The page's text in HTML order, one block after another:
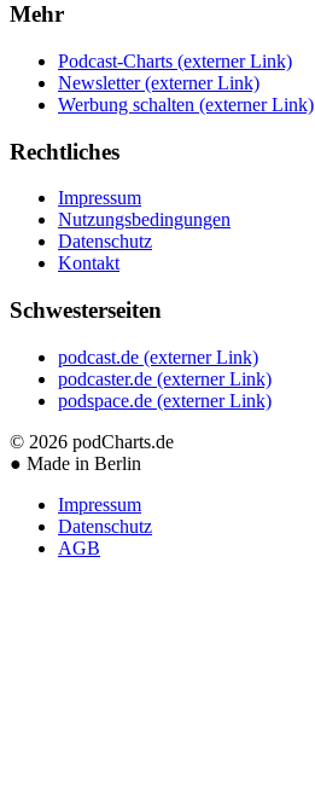
Mehr
Podcast-Charts (externer Link)
Newsletter (externer Link)
Werbung schalten (externer Link)
Rechtliches
Impressum
Nutzungsbedingungen
Datenschutz
Kontakt
Schwesterseiten
podcast.de (externer Link)
podcaster.de (externer Link)
podspace.de (externer Link)
© 2026 podCharts.de
● Made in Berlin
Impressum
Datenschutz
AGB